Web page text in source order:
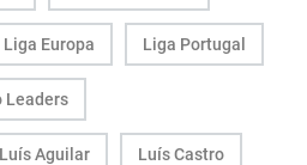
Liga Europa Liga Portugal
Leaders
Luís Aguilar Luís Castro